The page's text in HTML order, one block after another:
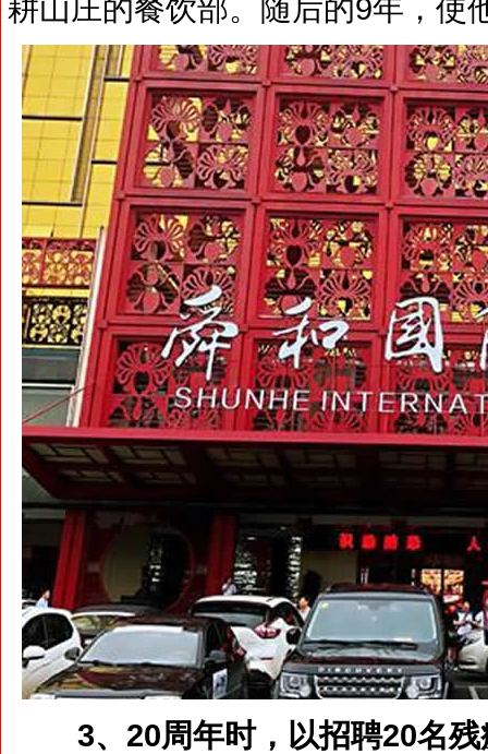
耕山庄的餐饮部。随后的9年，使
3、20周年时，以招聘20名